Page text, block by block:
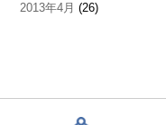
2013年4月 (26)